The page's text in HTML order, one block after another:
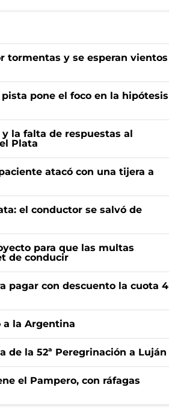
tormentas y se esperan vientos
pone el foco en la hipótesis
la falta de respuestas al
Plata
atacó con una tijera a
el conductor se salvó de
para que las multas
de conducir
pagar con descuento la cuota 4
a la Argentina
de la 52ª Peregrinación a Luján
el Pampero, con ráfagas